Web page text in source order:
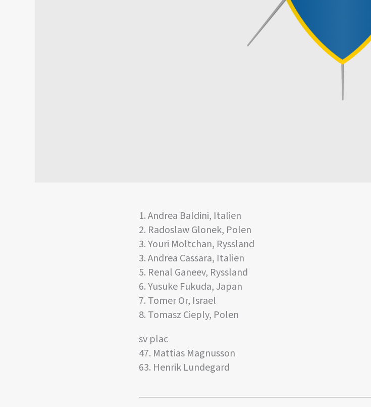
1. Andrea Baldini, Italien
2. Radoslaw Glonek, Polen
3. Youri Moltchan, Ryssland
3. Andrea Cassara, Italien
5. Renal Ganeev, Ryssland
6. Yusuke Fukuda, Japan
7. Tomer Or, Israel
8. Tomasz Cieply, Polen
sv plac
47. Mattias Magnusson
63. Henrik Lundegard